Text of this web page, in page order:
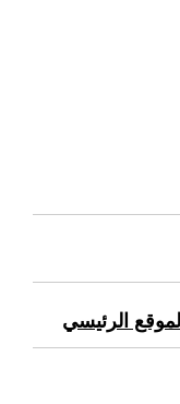
الرئيسي